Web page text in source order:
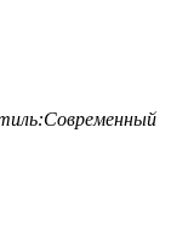
Современный